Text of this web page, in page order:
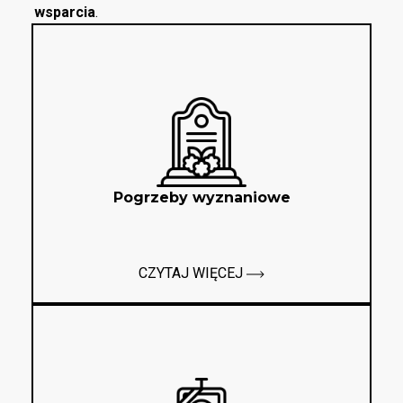
wsparcia.
Pogrzeby wyznaniowe
CZYTAJ WIĘCEJ